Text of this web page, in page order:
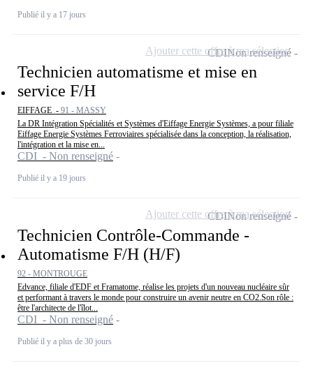
Publié il y a 17 jours
Technicien automatisme et mise en
service F/H
EIFFAGE - 91 - MASSY
La DR Intégration Spécialités et Systèmes d'Eiffage Energie Systèmes, a pour filiale
Eiffage Energie Systèmes Ferroviaires spécialisée dans la conception, la réalisation,
l'intégration et la mise en...
CDI - Non renseigné
Publié il y a 19 jours
CDINon renseigné
Ajouter cette offre à ma sélection
Technicien Contrôle-Commande -
Automatisme F/H (H/F)
92 - MONTROUGE
Edvance, filiale d'EDF et Framatome, réalise les projets d'un nouveau nucléaire sûr
et performant à travers le monde pour construire un avenir neutre en CO2.Son rôle :
être l'architecte de l'îlot...
CDI - Non renseigné
Publié il y a plus de 30 jours
CDINon renseigné
Ajouter cette offre à ma sélection